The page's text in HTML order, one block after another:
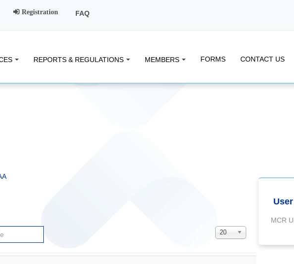
Registration FAQ
REPORTS & REGULATIONS MEMBERS FORMS CONTACT US
Display
#
20
MCR